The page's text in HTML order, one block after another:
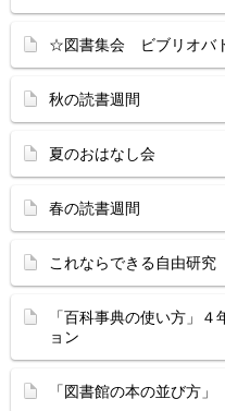
☆図書集会 ビブリオバ
秋の読書週間
夏のおはなし会
春の読書週間
これならできる自由研究
「百科事典の使い方」
ョン
「図書館の本の並び方」